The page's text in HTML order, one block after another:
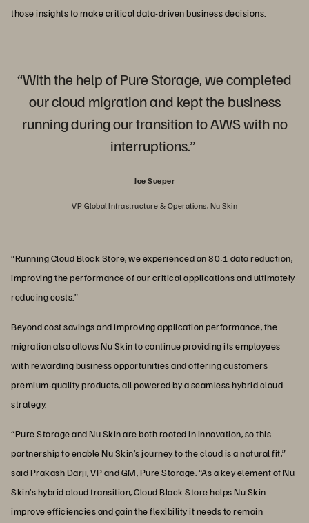
those insights to make critical data-driven business decisions.
“With the help of Pure Storage, we completed
our cloud migration and kept the business
running during our transition to AWS with no
interruptions.”
Joe Sueper
VP Global Infrastructure & Operations, Nu Skin
“Running Cloud Block Store, we experienced an 80:1 data reduction,
improving the performance of our critical applications and ultimately
reducing costs.”
Beyond cost savings and improving application performance, the
migration also allows Nu Skin to continue providing its employees
with rewarding business opportunities and offering customers
premium-quality products, all powered by a seamless hybrid cloud
strategy.
“Pure Storage and Nu Skin are both rooted in innovation, so this
partnership to enable Nu Skin’s journey to the cloud is a natural fit,”
said Prakash Darji, VP and GM, Pure Storage. “As a key element of Nu
Skin’s hybrid cloud transition, Cloud Block Store helps Nu Skin
improve efficiencies and gain the flexibility it needs to remain